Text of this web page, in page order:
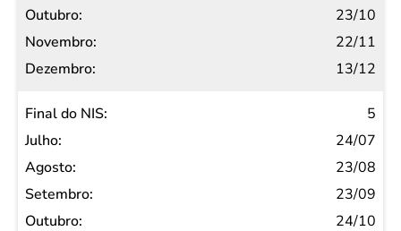
23/10
22/11
13/12
5
24/07
23/08
23/09
24/10